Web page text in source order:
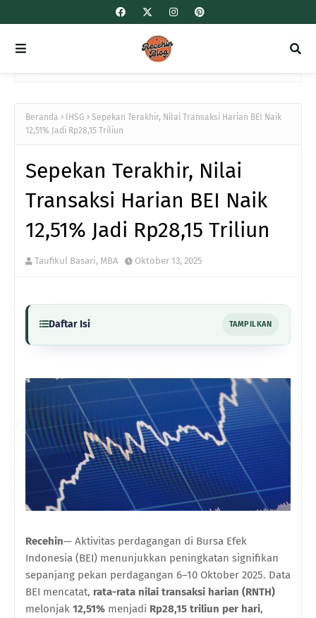
Beranda IHSG
Sepekan Terakhir, Nilai Transaksi Harian BEI Naik
12,51% Jadi Rp28,15 Triliun
Sepekan Terakhir, Nilai
Transaksi Harian BEI Naik
12,51% Jadi Rp28,15 Triliun
Taufikul Basari, MBA Oktober 13, 2025
Daftar Isi TAMPILKAN
Recehin— Aktivitas perdagangan di Bursa Efek
Indonesia (BEI) menunjukkan peningkatan signifikan
sepanjang pekan perdagangan 6–10 Oktober 2025. Data
BEI mencatat, rata-rata nilai transaksi harian (RNTH)
melonjak 12,51% menjadi Rp28,15 triliun per hari,